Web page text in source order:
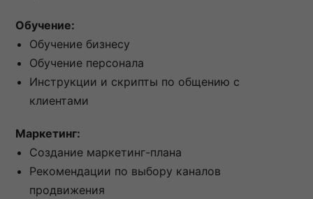
Обучение:
Обучение бизнесу
Обучение персонала
Инструкции и скрипты по общению с
клиентами
Маркетинг:
Создание маркетинг-плана
Рекомендации по выбору каналов
продвижения